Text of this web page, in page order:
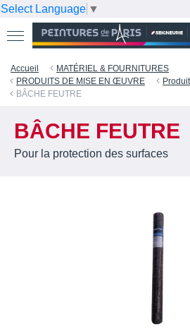
Select Language ▼
Accueil
MATÉRIEL & FOURNITURES
PRODUITS DE MISE EN ŒUVRE
BÂCHE FEUTRE
BÂCHE FEUTRE
Pour la protection des surfaces